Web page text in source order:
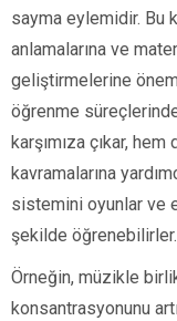
sayma eylemidir. Bu
anlamalarına ve
geliştirmelerine
öğrenme
karşımıza çıkar, hem
kavramalarına
sistemini oyunlar ve
şekilde öğrenebilirler.
Örneğin, müzikle
konsantrasyonunu